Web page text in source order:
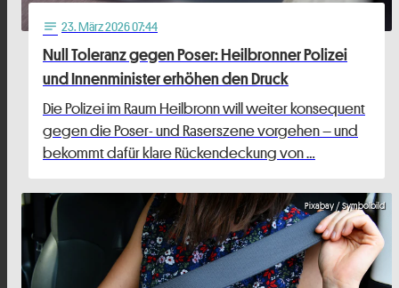
notes 23. März 2026 07:44
Null Toleranz gegen Poser: Heilbronner Polizei
und Innenminister erhöhen den Druck
Die Polizei im Raum Heilbronn will weiter konsequent
gegen die Poser- und Raserszene vorgehen – und
bekommt dafür klare Rückendeckung von …
Pixabay / Symbolbild